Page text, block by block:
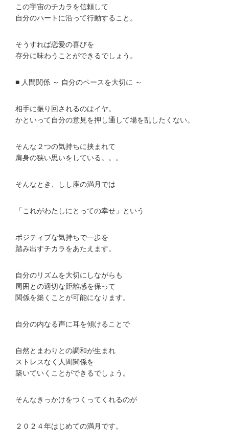
この宇宙のチカラを信頼して
自分のハートに沿って行動すること。
そうすれば恋愛の喜びを
存分に味わうことができるでしょう。
■ 人間関係 ～ 自分のペースを大切に ～
相手に振り回されるのはイヤ。
かといって自分の意見を押し通して場を乱したくない。
そんな２つの気持ちに挟まれて
肩身の狭い思いをしている。。。
そんなとき、しし座の満月では
「これがわたしにとっての幸せ」という
ポジティブな気持ちで一歩を
踏み出すチカラをあたえます。
自分のリズムを大切にしながらも
周囲との適切な距離感を保って
関係を築くことが可能になります。
自分の内なる声に耳を傾けることで
自然とまわりとの調和が生まれ
ストレスなく人間関係を
築いていくことができるでしょう。
そんなきっかけをつくってくれるのが
２０２４年はじめての満月です。